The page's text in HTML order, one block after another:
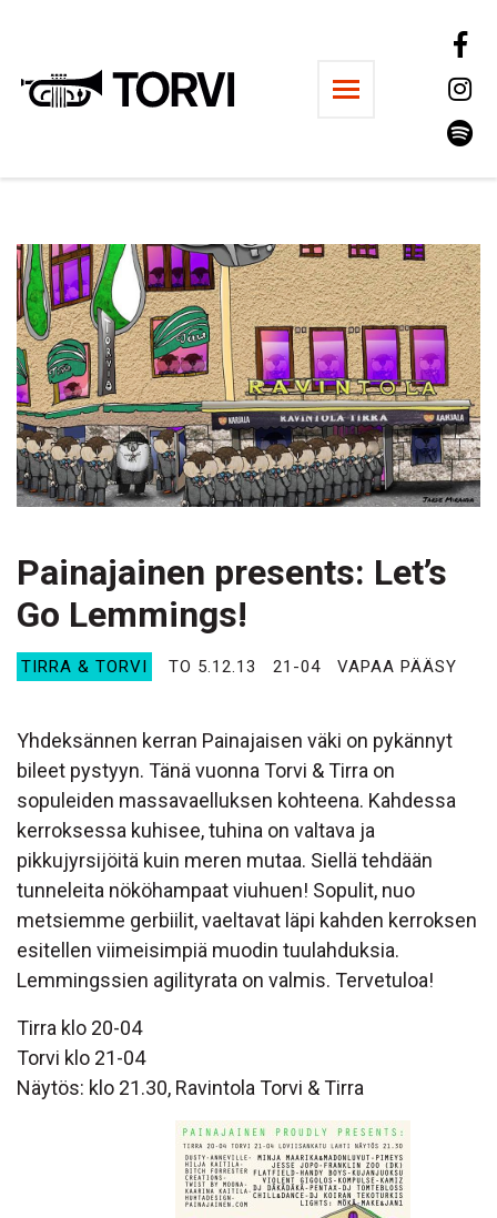
Ravintola Torvi
Painajainen presents: Let’s
Go Lemmings!
TIRRA & TORVI TO 5.12.13 21-04 VAPAA PÄÄSY
Yhdeksännen kerran Painajaisen väki on pykännyt
bileet pystyyn. Tänä vuonna Torvi & Tirra on
sopuleiden massavaelluksen kohteena. Kahdessa
kerroksessa kuhisee, tuhina on valtava ja
pikkujyrsijöitä kuin meren mutaa. Siellä tehdään
tunneleita nököhampaat viuhuen! Sopulit, nuo
metsiemme gerbiilit, vaeltavat läpi kahden kerroksen
esitellen viimeisimpiä muodin tuulahduksia.
Lemmingssien agilityrata on valmis. Tervetuloa!
Tirra klo 20-04
Torvi klo 21-04
Näytös: klo 21.30, Ravintola Torvi & Tirra